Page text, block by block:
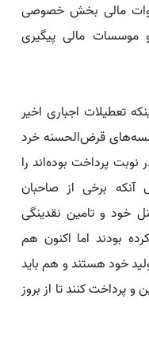
مالی بخش خصوصی
موسسات مالی پیگیری
تعطیلات اجباری اخیر
قرض‌الحسنه خرد
نوبت پرداخت بوده‌اند را
آنکه برخی از صاحبان
خود و تامین نقدینگی
بودند اما اکنون هم
خود هستند و هم باید
و پرداخت کنند تا از بروز